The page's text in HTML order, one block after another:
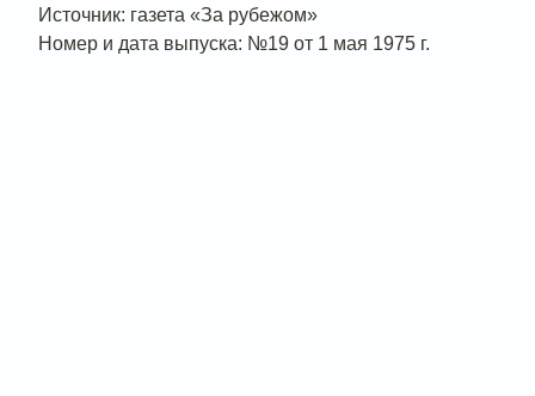
Источник: газета «За рубежом»
Номер и дата выпуска: №19 от 1 мая 1975 г.